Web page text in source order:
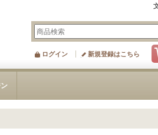
ログイン 新規登録はこちら